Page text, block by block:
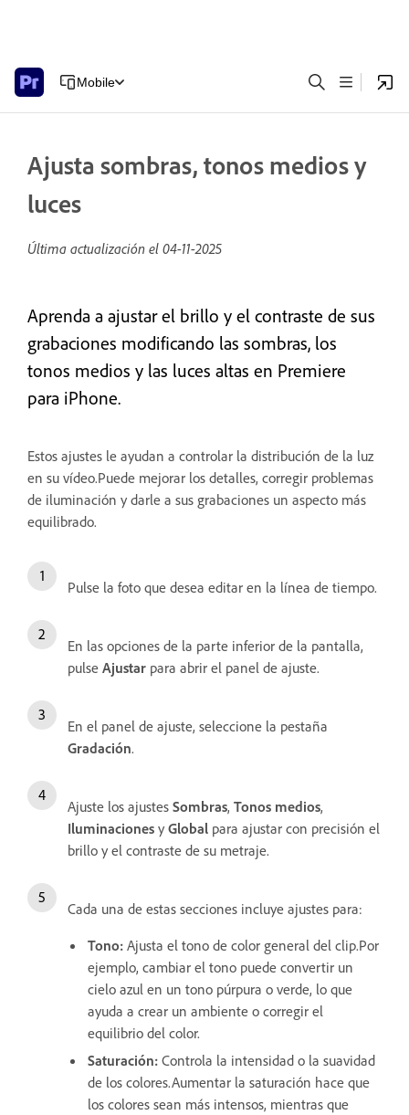
Mobile
Ajusta sombras, tonos medios y
luces
Última actualización el 04-11-2025
Aprenda a ajustar el brillo y el contraste de sus
grabaciones modificando las sombras, los
tonos medios y las luces altas en Premiere
para iPhone.
Estos ajustes le ayudan a controlar la distribución de la luz
en su vídeo.Puede mejorar los detalles, corregir problemas
de iluminación y darle a sus grabaciones un aspecto más
equilibrado.
Pulse la foto que desea editar en la línea de tiempo.
En las opciones de la parte inferior de la pantalla,
pulse Ajustar para abrir el panel de ajuste.
En el panel de ajuste, seleccione la pestaña
Gradación.
Ajuste los ajustes Sombras, Tonos medios,
Iluminaciones y Global para ajustar con precisión el
brillo y el contraste de su metraje.
Cada una de estas secciones incluye ajustes para:
Tono: Ajusta el tono de color general del clip.Por
ejemplo, cambiar el tono puede convertir un
cielo azul en un tono púrpura o verde, lo que
ayuda a crear un ambiente o corregir el
equilibrio del color.
Saturación: Controla la intensidad o la suavidad
de los colores.Aumentar la saturación hace que
los colores sean más intensos, mientras que